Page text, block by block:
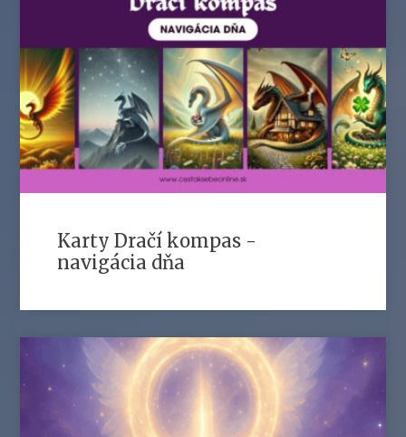
Karty Dračí kompas -
navigácia dňa